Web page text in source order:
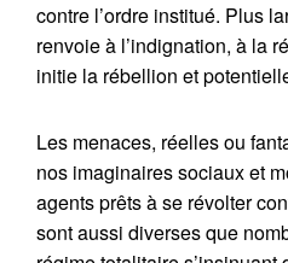
contre l’ordre institué. Plus
renvoie à l’indignation, à la
initie la rébellion et
Les menaces, réelles ou
nos imaginaires sociaux et
agents prêts à se révolter
sont aussi diverses que